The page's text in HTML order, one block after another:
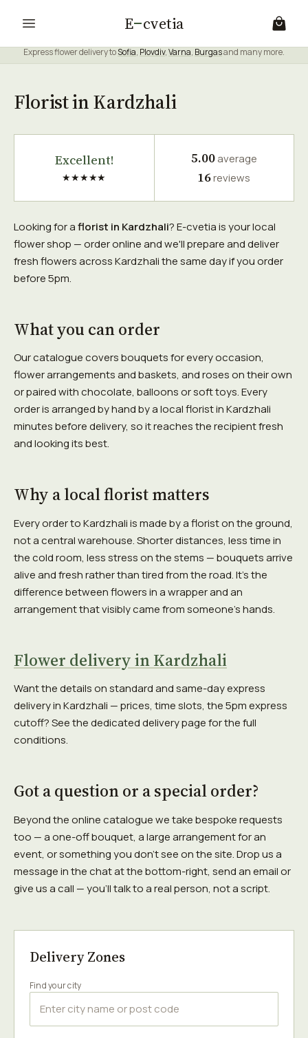
E cvetia
Express flower delivery toSofia, Plovdiv,Varna, Burgasand many more.
Florist in Kardzhali
Excellent!
★★★★★
5.00average
16reviews
Looking for aflorist in Kardzhali? E-cvetia is your local
flower shop — order online and we'll prepare and deliver
fresh flowers across Kardzhali the same day if you order
before 5pm.
What you can order
Our catalogue covers bouquets for every occasion,
flower arrangements and baskets, and roses on their own
or paired with chocolate, balloons or soft toys. Every
order is arranged by hand by a local florist in Kardzhali
minutes before delivery, so it reaches the recipient fresh
and looking its best.
Why a local florist matters
Every order to Kardzhali is made by a florist on the ground,
not a central warehouse. Shorter distances, less time in
the cold room, less stress on the stems — bouquets arrive
alive and fresh rather than tired from the road. It's the
difference between flowers in a wrapper and an
arrangement that visibly came from someone's hands.
Flower delivery in Kardzhali
Want the details on standard and same-day express
delivery in Kardzhali — prices, time slots, the 5pm express
cutoff? See the dedicated delivery page for the full
conditions.
Got a question or a special order?
Beyond the online catalogue we take bespoke requests
too — a one-off bouquet, a large arrangement for an
event, or something you don't see on the site. Drop us a
message in the chat at the bottom-right, send an email or
give us a call — you'll talk to a real person, not a script.
Delivery Zones
Find your city